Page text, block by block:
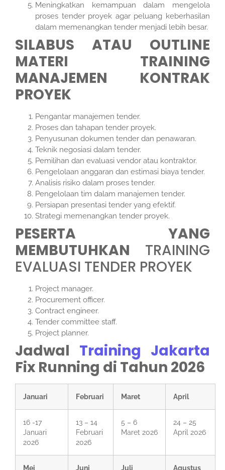
Meningkatkan kemampuan dalam mengelola
proses tender proyek agar peluang keberhasilan
dalam memenangkan tender menjadi lebih besar.
SILABUS ATAU OUTLINE
MATERI TRAINING
MANAJEMEN KONTRAK
PROYEK
Pengantar manajemen tender.
Proses dan tahapan tender proyek.
Penyusunan dokumen tender dan penawaran.
Teknik negosiasi dalam tender.
Pemilihan dan evaluasi vendor atau kontraktor.
Pengelolaan anggaran dan estimasi biaya tender.
Analisis risiko dalam proses tender.
Pengelolaan tim dalam manajemen tender.
Persiapan presentasi tender yang efektif.
Strategi memenangkan tender proyek.
PESERTA YANG
MEMBUTUHKAN TRAINING
EVALUASI TENDER PROYEK
Project manager.
Procurement officer.
Contract engineer.
Tender committee staff.
Project planner.
Jadwal Training Jakarta
Fix Running di Tahun 2026
Januari Februari Maret April
16 -17
Januari
2026
13 – 14
Februari
2026
5 – 6
Maret 2026
24 – 25
April 2026
Mei Juni Juli Agustus